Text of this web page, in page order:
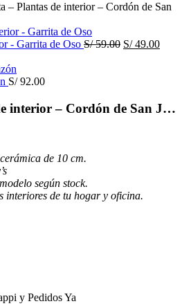
– Plantas de interior – Cordón de San
- Garrita de Oso S/59.00 El
S/49.00El
S/92.00
Suculenta – Plantas de interior – Cordón de San José
de 10 cm.
según stock.
interiores de tu hogar y oficina.
y Pedidos Ya